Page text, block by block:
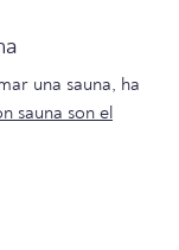
una sauna, ha
sauna son el